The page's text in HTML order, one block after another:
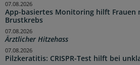
App-basiertes Monitoring hilft Frauen
Brustkrebs
07.08.2026
Ärztlicher Hitzehass
07.08.2026
Pilzkeratitis: CRISPR-Test hilft bei
07.08.2026